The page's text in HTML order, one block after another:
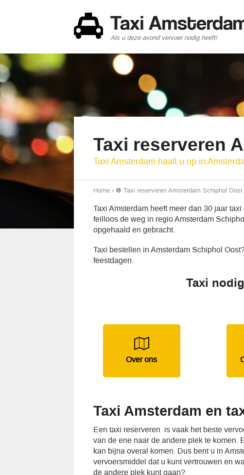
Taxi
Als u deze avond vervoer nodig heeft!
Taxi reserveren
Taxi Amsterdam haalt u op in
Home › ❶ Taxi reserveren Amsterdam Schiphol Oost
Taxi Amsterdam heeft meer dan 30 jaar
feilloos de weg in regio Amsterdam
opgehaald en gebracht.
Taxi bestellen in Amsterdam Schiphol
feestdagen.
Taxi
Over ons
Taxi Amsterdam en
Een taxi reserveren is vaak het beste
van de ene naar de andere plek te komen.
kan bijna overal komen. Dus bent u in
vervoersmiddel dat u kunt vertrouwen en
de andere plek kunt gaan?